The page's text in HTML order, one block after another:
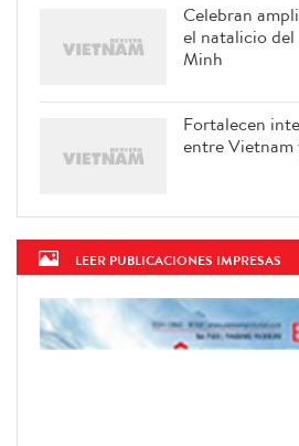
Celebran
el natalicio
Minh
Fortalecen
entre
LEER PUBLICACIONES IMPRESAS